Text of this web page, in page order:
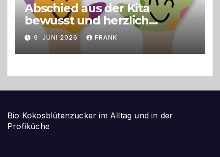
Abschied aus der Kita
bewusst und herzlich
gestalten
9. JUNI 2026 FRANK
Bio Kokosblütenzucker im Alltag und in der
Profiküche